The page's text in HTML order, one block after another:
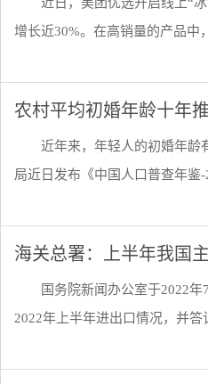
增长近30%。在高销量的产品中
农村平均初婚年龄十年
近年来，年轻人的初婚年龄
局近日发布《中国人口普查年鉴
海关总署：上半年我国
国务院新闻办公室于2022
2022年上半年进出口情况，并